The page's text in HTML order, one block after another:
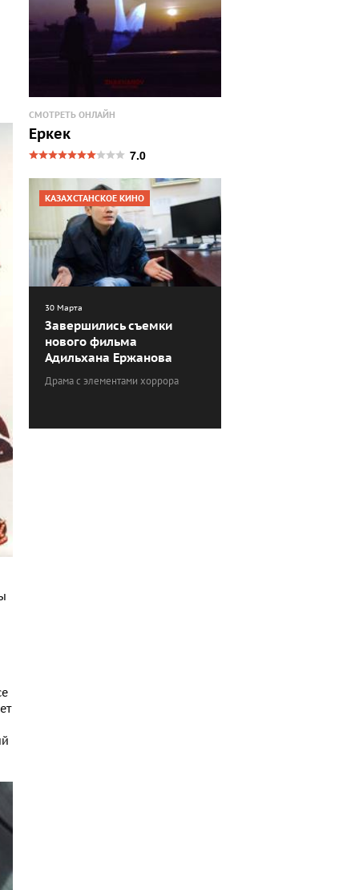
СМОТРЕТЬ ОНЛАЙН
Еркек
7.0
КАЗАХСТАНСКОЕ КИНО
30 Марта
Завершились съемки
нового фильма
Адильхана Ержанова
Драма с элементами хоррора